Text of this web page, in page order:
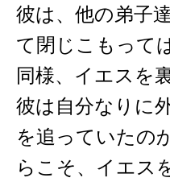
彼は、他の弟子
て閉じこもって
同様、イエスを
彼は自分なりに
を追っていたの
らこそ、イエス